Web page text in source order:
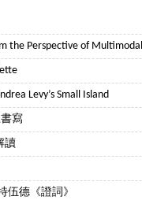
the Perspective of
Levy’s Small Island
寫
讀
德《證詞》